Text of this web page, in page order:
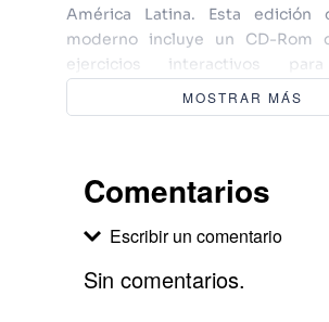
América Latina. Esta edición
moderno incluye un CD-Rom
ejercicios interactivos
ecuaciones, fórmulas y conceptos
Esta es la lectura obligada
disponible en toda América
Rom con ejercicios interactivos
conceptos de algebra.
MOSTRAR MÁS
Comentarios
Escribir un comentario
Sin comentarios.